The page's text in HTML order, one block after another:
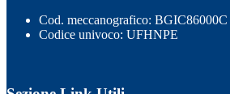
Cod. meccanografico: BGIC86000C
Codice univoco: UFHNPE